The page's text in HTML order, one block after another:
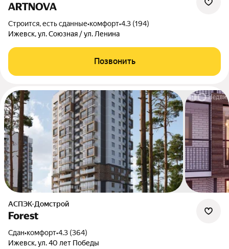
ARTNOVA
Строится, есть сданные•комфорт•4.3 (194)
Ижевск, ул. Союзная / ул. Ленина
Позвонить
АСПЭК-Домстрой
Forest
Сдан•комфорт•4.3 (364)
Ижевск, ул. 40 лет Победы